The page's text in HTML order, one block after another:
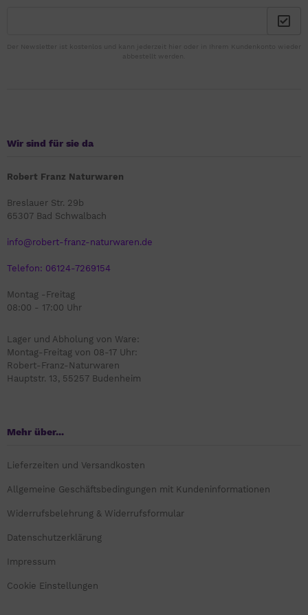
Der Newsletter ist kostenlos und kann jederzeit hier oder in Ihrem Kundenkonto wieder
abbestellt werden.
Wir sind für sie da
Robert Franz Naturwaren
Breslauer Str. 29b
65307 Bad Schwalbach
info@robert-franz-naturwaren.de
Telefon: 06124-7269154
Montag -Freitag
08:00 - 17:00 Uhr
Lager und Abholung von Ware:
Montag-Freitag von 08-17 Uhr:
Robert-Franz-Naturwaren
Hauptstr. 13, 55257 Budenheim
Mehr über...
Lieferzeiten und Versandkosten
Allgemeine Geschäftsbedingungen mit Kundeninformationen
Widerrufsbelehrung & Widerrufsformular
Datenschutzerklärung
Impressum
Cookie Einstellungen